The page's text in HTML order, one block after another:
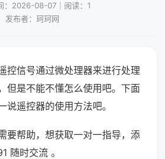
：2026-08-07｜阅读：1
发布者：珂珂网
控信号通过微处理器来进行处理
但是不能不懂怎么使用吧。下面
说遥控器的使用方法吧。
要帮助，想获取一对一指导，添
随时交流 。